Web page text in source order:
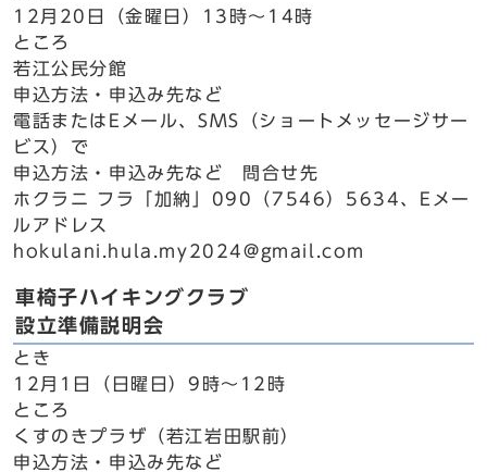
12月20日（金曜日）13時～14時
ところ
若江公民分館
申込方法・申込み先など
電話またはEメール、SMS（ショートメッセージサー
ビス）で
申込方法・申込み先など 問合せ先
ホクラニ フラ「加納」090（7546）5634、Eメー
ルアドレス
hokulani.hula.my2024@gmail.com
車椅子ハイキングクラブ
設立準備説明会
とき
12月1日（日曜日）9時～12時
ところ
くすのきプラザ（若江岩田駅前）
申込方法・申込み先など